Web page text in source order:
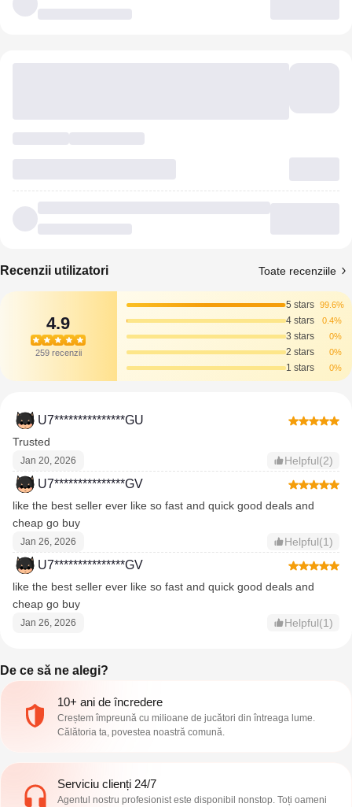
Recenzii utilizatori Toate recenziile
4.9
259 recenzii
5 stars 99.6%
4 stars 0.4%
3 stars 0%
2 stars 0%
1 stars 0%
U7***************GU
Trusted
Jan 20, 2026 Helpful(2)
U7***************GV
like the best seller ever like so fast and quick good deals and
cheap go buy
Jan 26, 2026 Helpful(1)
U7***************GV
like the best seller ever like so fast and quick good deals and
cheap go buy
Jan 26, 2026 Helpful(1)
De ce să ne alegi?
10+ ani de încredere
Creștem împreună cu milioane de jucători din întreaga lume.
Călătoria ta, povestea noastră comună.
Serviciu clienți 24/7
Agentul nostru profesionist este disponibil nonstop. Toți oameni